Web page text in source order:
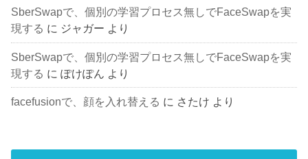
SberSwapで、個別の学習プロセス無しでFaceSwapを実
現する に ジャガー より
SberSwapで、個別の学習プロセス無しでFaceSwapを実
現する にぽけぽん より
facefusionで、顔を入れ替える に さたけ より